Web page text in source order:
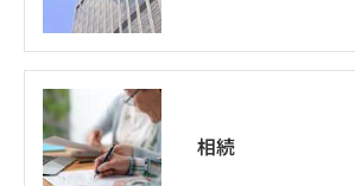
相続